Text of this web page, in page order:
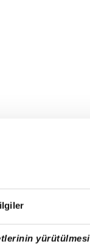
yürütülmesi